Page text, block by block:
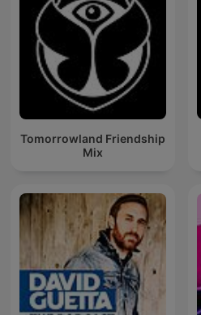
Tomorrowland Friendship
Mix